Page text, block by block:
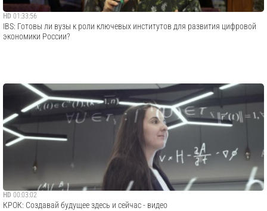
HD 01:33:56
IBS: Готовы ли вузы к роли ключевых институтов для развития цифровой
экономики России?
HD 00:03:02
КРОК: Создавай будущее здесь и сейчас - видео